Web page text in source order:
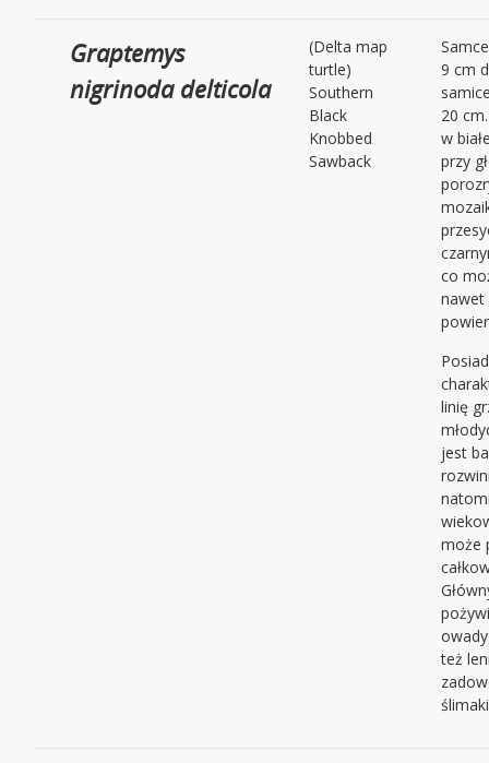
Graptemys
nigrinoda delticola
(Delta map
turtle)
Southern
Black
Knobbed
Sawback
9 cm
20
w
przy
co
nawet
linię
jest
może
też